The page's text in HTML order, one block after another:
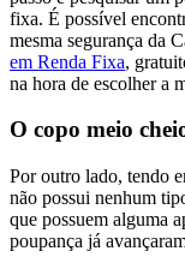
fixa. É possível
mesma segurança da
em Renda Fixa,
na hora de escolher a
O copo meio
Por outro lado, tendo
não possui nenhum
que possuem alguma
poupança já